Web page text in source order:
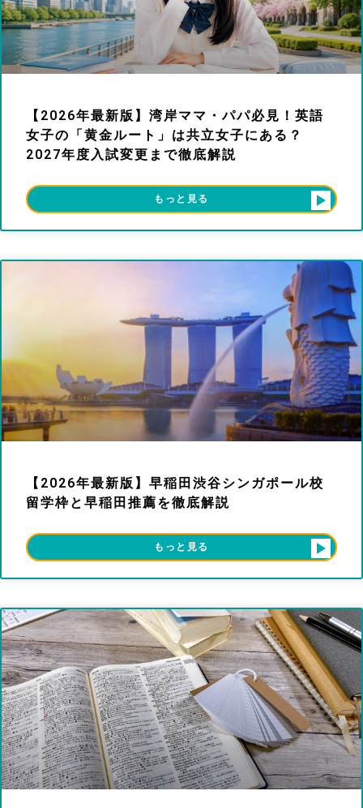
【2026年最新版】湾岸ママ・パパ必見！英語
女子の「黄金ルート」は共立女子にある？
2027年度入試変更まで徹底解説
もっと見る
【2026年最新版】早稲田渋谷シンガポール校
留学枠と早稲田推薦を徹底解説
もっと見る